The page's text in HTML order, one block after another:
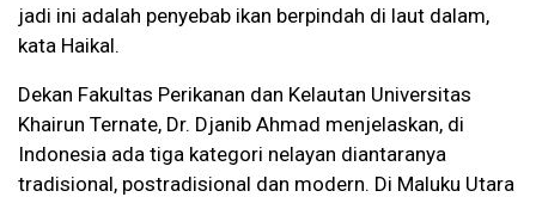
jadi ini adalah penyebab ikan berpindah di laut dalam,
kata Haikal.
Dekan Fakultas Perikanan dan Kelautan Universitas
Khairun Ternate, Dr. Djanib Ahmad menjelaskan, di
Indonesia ada tiga kategori nelayan diantaranya
tradisional, postradisional dan modern. Di Maluku Utara